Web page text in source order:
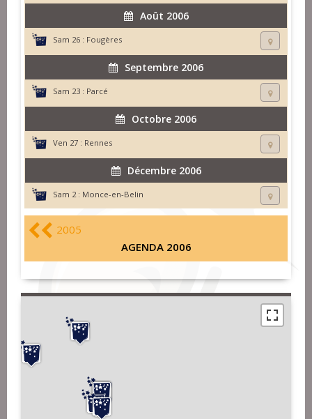
Août 2006
Sam 26 : Fougères
Septembre 2006
Sam 23 : Parcé
Octobre 2006
Ven 27 : Rennes
Décembre 2006
Sam 2 : Monce-en-Belin
2005
AGENDA 2006